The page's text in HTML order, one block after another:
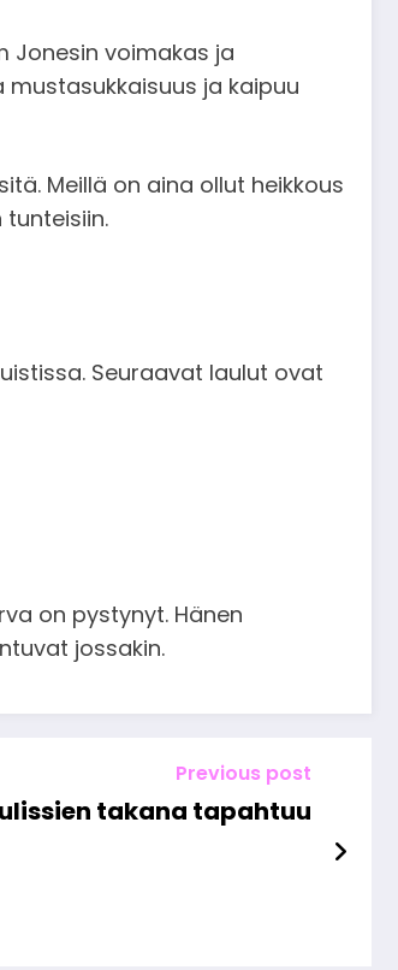
Jonesin voimakas ja
ja kaipuu
Meillä on aina ollut heikkous
Seuraavat laulut ovat
on pystynyt. Hänen
jossakin.
Previous post
takana tapahtuu